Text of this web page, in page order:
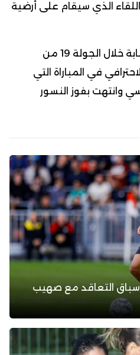
الذي سيقام على أرضية
للإشارة، تعرض النفاتي للإصابة خلال الجولة 19 من
في المباراة التي
وانتهت بفوز النسور
سباق التعاقد مع صهيب